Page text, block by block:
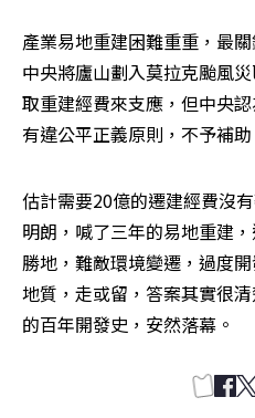
產業易地重建困難重重，最
中央將廬山劃入莫拉克颱風
取重建經費來支應，但中央
有違公平正義原則，不予補助
估計需要20億的遷建經費沒
明朗，喊了三年的易地重建
勝地，難敵環境變遷，過度
地質，走或留，答案其實很
的百年開發史，安然落幕。